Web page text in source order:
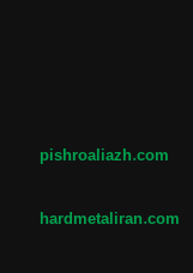
pishroaliazh.com
hardmetaliran.com